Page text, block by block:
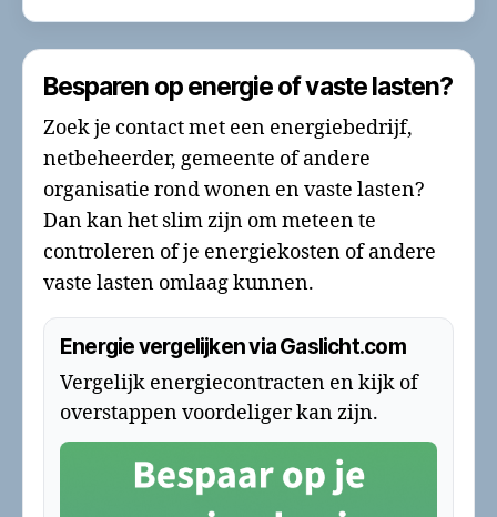
Besparen op energie of vaste lasten?
Zoek je contact met een energiebedrijf,
netbeheerder, gemeente of andere
organisatie rond wonen en vaste lasten?
Dan kan het slim zijn om meteen te
controleren of je energiekosten of andere
vaste lasten omlaag kunnen.
Energie vergelijken via Gaslicht.com
Vergelijk energiecontracten en kijk of
overstappen voordeliger kan zijn.